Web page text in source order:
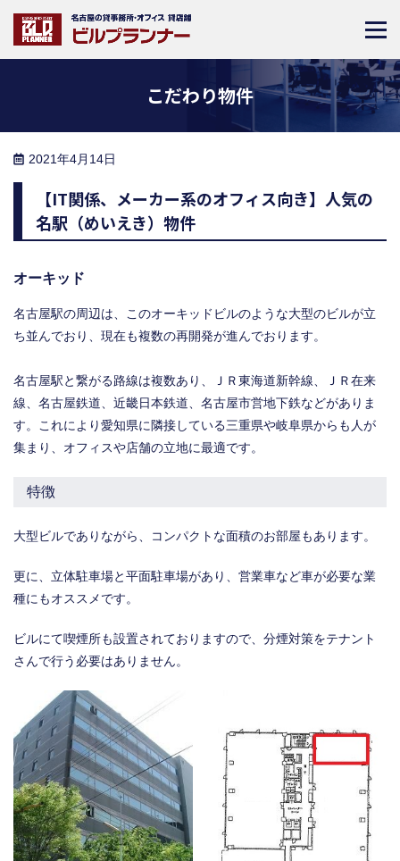
こだわり物件
2021年4月14日
【IT関係、メーカー系のオフィス向き】人気の
名駅（めいえき）物件
オーキッド
名古屋駅の周辺は、このオーキッドビルのような大型のビルが立
ち並んでおり、現在も複数の再開発が進んでおります。
名古屋駅と繋がる路線は複数あり、ＪＲ東海道新幹線、ＪＲ在来
線、名古屋鉄道、近畿日本鉄道、名古屋市営地下鉄などがありま
す。これにより愛知県に隣接している三重県や岐阜県からも人が
集まり、オフィスや店舗の立地に最適です。
特徴
大型ビルでありながら、コンパクトな面積のお部屋もあります。
更に、立体駐車場と平面駐車場があり、営業車など車が必要な業
種にもオススメです。
ビルにて喫煙所も設置されておりますので、分煙対策をテナント
さんで行う必要はありません。